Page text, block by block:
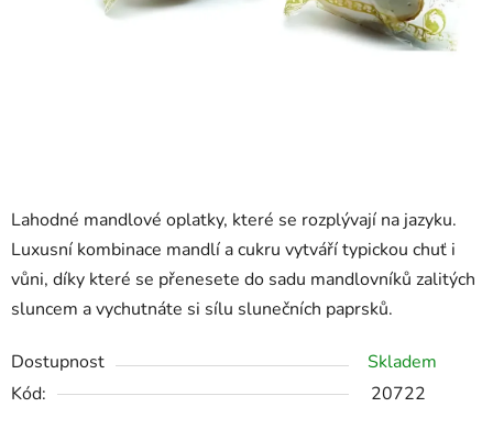
Lahodné mandlové oplatky, které se rozplývají na jazyku.
Luxusní kombinace mandlí a cukru vytváří typickou chuť i
vůni, díky které se přenesete do sadu mandlovníků zalitých
sluncem a vychutnáte si sílu slunečních paprsků.
Dostupnost
Skladem
Kód:
20722